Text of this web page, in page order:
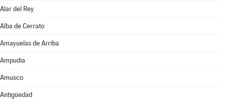
Alar del Rey
Alba de Cerrato
Amayuelas de Arriba
Ampudia
Amusco
Antigüedad